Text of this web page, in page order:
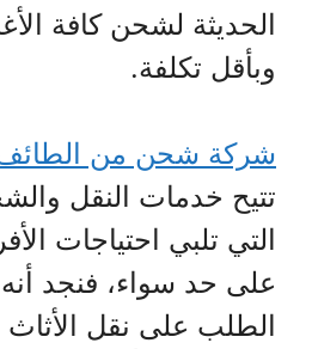
الحديثة لشحن كافة
وبأقل تكلفة.
شركة شحن من
تتيح خدمات النقل
التي تلبي احتياجات
على حد سواء، فنجد أنه
الطلب على نقل الأثاث